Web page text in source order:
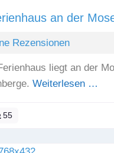
an der
Rezensionen
liegt an der
Weiterlesen …
55